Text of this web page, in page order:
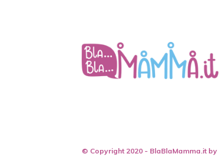
© Copyright 2020 - BlaBlaMamma.it by